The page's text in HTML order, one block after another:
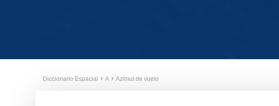
Diccionario Espacial A Azimut de vuelo